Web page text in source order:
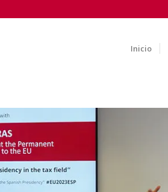
Inicio